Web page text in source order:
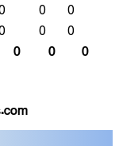
0
0
0
0
0 0
0